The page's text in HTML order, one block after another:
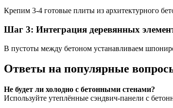
Крепим 3-4 готовые плиты из архитектурного
Шаг 3: Интеграция деревянных
В пустоты между бетоном устанавливаем
Ответы на популярные
Не будет ли холодно с бетонными стенами?
Используйте утеплённые сэндвич-панели с